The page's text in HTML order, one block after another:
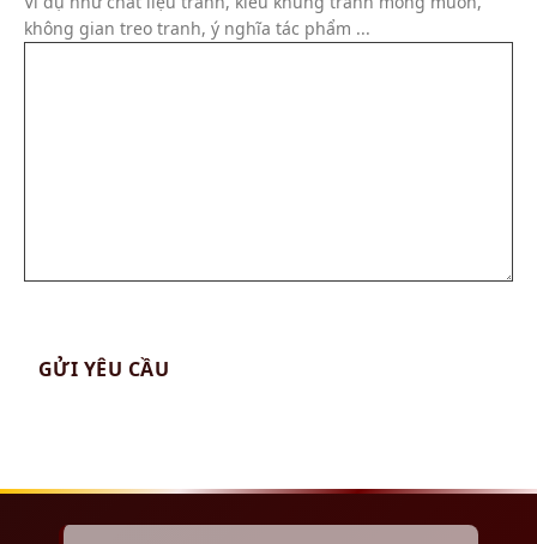
không gian treo tranh, ý nghĩa tác phẩm ...